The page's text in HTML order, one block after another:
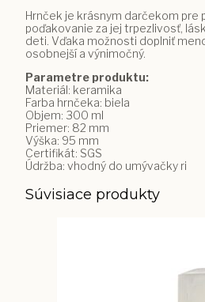
Hrnček je krásnym darčekom pre
poďakovanie za jej trpezlivosť,
deti. Vďaka možnosti doplniť
osobnejší a výnimočný.
Parametre produktu:
Materiál: keramika
Farba hrnčeka: biela
Objem: 300 ml
Priemer: 82 mm
Výška: 95 mm
Certifikát: SGS
Údržba: vhodný do umývačky ri
Súvisiace produkty